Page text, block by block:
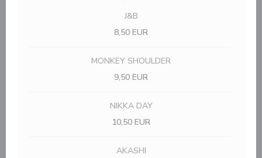
J&B
8,50 EUR
MONKEY SHOULDER
9,50 EUR
NIKKA DAY
10,50 EUR
AKASHI